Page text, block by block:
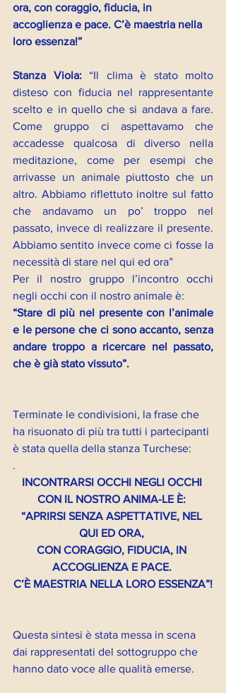
ora, con coraggio, fiducia, in
accoglienza e pace. C’è maestria nella
loro essenza!”
Stanza Viola: “Il clima è stato molto
disteso con fiducia nel rappresentante
scelto e in quello che si andava a fare.
Come gruppo ci aspettavamo che
accadesse qualcosa di diverso nella
meditazione, come per esempi che
arrivasse un animale piuttosto che un
altro. Abbiamo riflettuto inoltre sul fatto
che andavamo un po’ troppo nel
passato, invece di realizzare il presente.
Abbiamo sentito invece come ci fosse la
necessità di stare nel qui ed ora”
Per il nostro gruppo l’incontro occhi
negli occhi con il nostro animale è:
“Stare di più nel presente con l’animale
e le persone che ci sono accanto, senza
andare troppo a ricercare nel passato,
che è già stato vissuto”.
Terminate le condivisioni, la frase che
ha risuonato di più tra tutti i partecipanti
è stata quella della stanza Turchese:
.
INCONTRARSI OCCHI NEGLI OCCHI
CON IL NOSTRO ANIMA-LE È:
“APRIRSI SENZA ASPETTATIVE, NEL
QUI ED ORA,
CON CORAGGIO, FIDUCIA, IN
ACCOGLIENZA E PACE.
C’È MAESTRIA NELLA LORO ESSENZA”!
Questa sintesi è stata messa in scena
dai rappresentati del sottogruppo che
hanno dato voce alle qualità emerse.